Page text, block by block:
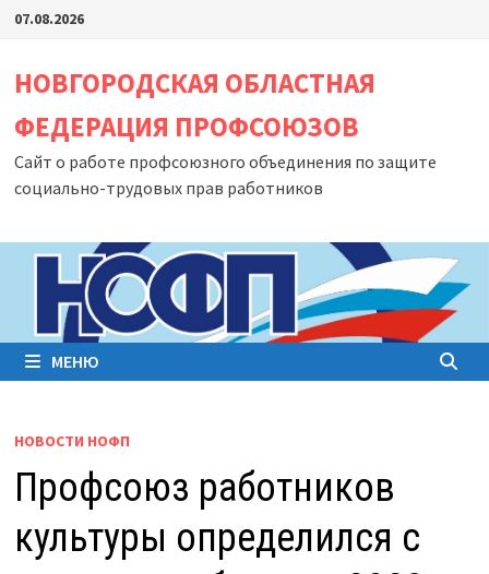
Перейти
содержимому
07.08.2026
НОВГОРОДСКАЯ ОБЛАСТНАЯ
ФЕДЕРАЦИЯ ПРОФСОЮЗОВ
Сайт о работе профсоюзного объединения по защите
социально-трудовых прав работников
МЕНЮ
НОВОСТИ НОФП
Профсоюз работников
культуры определился с